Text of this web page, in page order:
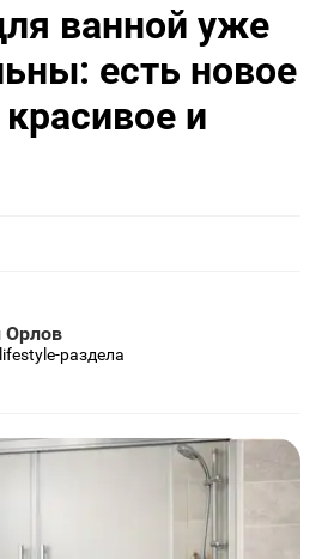
ванной уже
есть новое
и
Орлов
раздела